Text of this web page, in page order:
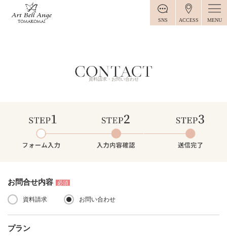
SNS ACCESS MENU
資料請求・お問い合わせ
お問合せ内容 必須
資料請求 お問い合わせ
プラン